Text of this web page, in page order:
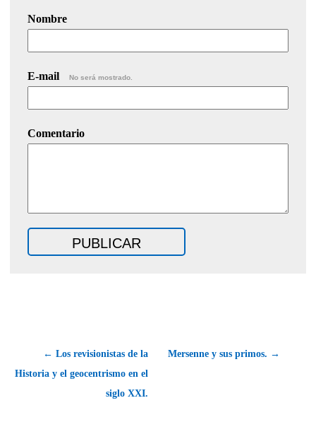
Nombre
E-mail No será mostrado.
Comentario
← Los revisionistas de la
Historia y el geocentrismo en el
siglo XXI.
Mersenne y sus primos. →